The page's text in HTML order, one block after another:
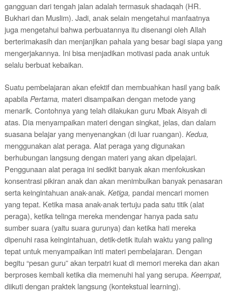
gangguan dari tengah jalan adalah termasuk shadaqah (HR.
Bukhari dan Muslim). Jadi, anak selain mengetahui manfaatnya
juga mengetahui bahwa perbuatannya itu disenangi oleh Allah
berterimakasih dan menjanjikan pahala yang besar bagi siapa yang
mengerjakannya. Ini bisa menjadikan motivasi pada anak untuk
selalu berbuat kebaikan.
Suatu pembelajaran akan efektif dan membuahkan hasil yang baik
apabila Pertama, materi disampaikan dengan metode yang
menarik. Contohnya yang telah dilakukan guru Mbak Aisyah di
atas. Dia menyampaikan materi dengan singkat, jelas, dan dalam
suasana belajar yang menyenangkan (di luar ruangan). Kedua,
menggunakan alat peraga. Alat peraga yang digunakan
berhubungan langsung dengan materi yang akan dipelajari.
Penggunaan alat peraga ini sedikit banyak akan menfokuskan
konsentrasi pikiran anak dan akan menimbulkan banyak penasaran
serta keingintahuan anak-anak. Ketiga, pandai mencari momen
yang tepat. Ketika masa anak-anak tertuju pada satu titik (alat
peraga), ketika telinga mereka mendengar hanya pada satu
sumber suara (yaitu suara gurunya) dan ketika hati mereka
dipenuhi rasa keingintahuan, detik-detik itulah waktu yang paling
tepat untuk menyampaikan inti materi pembelajaran. Dengan
begitu “pesan guru” akan terpatri kuat di memori mereka dan akan
berproses kembali ketika dia memenuhi hal yang serupa. Keempat,
diikuti dengan praktek langsung (kontekstual learning).